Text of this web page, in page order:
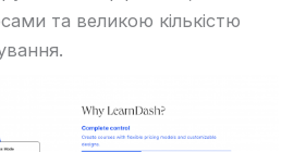
та великою кількістю